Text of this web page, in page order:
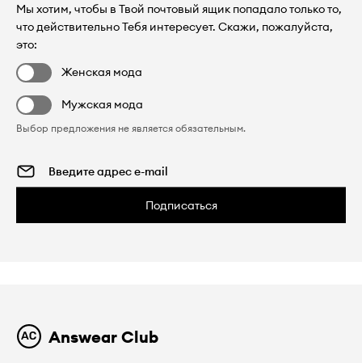
Мы хотим, чтобы в Твой почтовый ящик попадало только то,
что действительно Тебя интересует. Скажи, пожалуйста,
это:
Женская мода
Мужская мода
Выбор предложения не является обязательным.
Подписаться
Answear Club